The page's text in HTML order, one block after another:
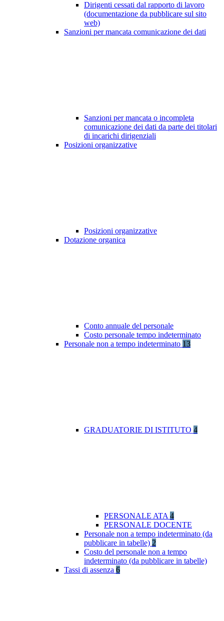
Dirigenti cessati dal rapporto di lavoro
(documentazione da pubblicare sul sito
web)
Sanzioni per mancata comunicazione dei dati
Sanzioni per mancata o incompleta
comunicazione dei dati da parte dei titolari
di incarichi dirigenziali
Posizioni organizzative
Posizioni organizzative
Dotazione organica
Conto annuale del personale
Costo personale tempo indeterminato
Personale non a tempo indeterminato 13
GRADUATORIE DI ISTITUTO 4
PERSONALE ATA 4
PERSONALE DOCENTE
Personale non a tempo indeterminato (da
pubblicare in tabelle) 2
Costo del personale non a tempo
indeterminato (da pubblicare in tabelle)
Tassi di assenza 6